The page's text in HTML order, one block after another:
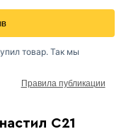
С21
товар. Так мы
Правила публикации